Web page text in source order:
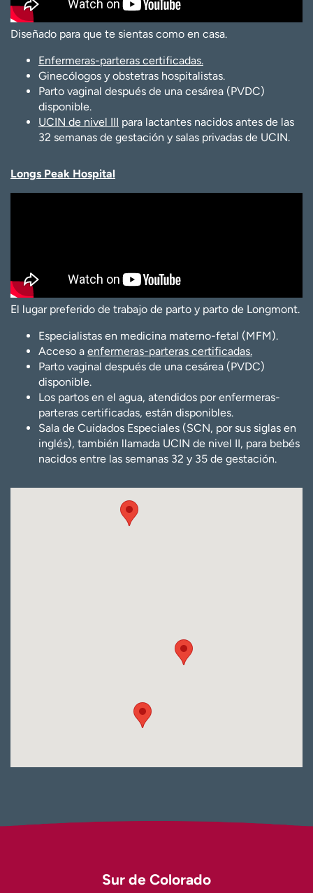
Diseñado para que te sientas como en casa.
Enfermeras-parteras certificadas.
Ginecólogos y obstetras hospitalistas.
Parto vaginal después de una cesárea (PVDC)
disponible.
UCIN de nivel III para lactantes nacidos antes de las
32 semanas de gestación y salas privadas de UCIN.
Longs Peak Hospital
El lugar preferido de trabajo de parto y parto de Longmont.
Especialistas en medicina materno-fetal (MFM).
Acceso a enfermeras-parteras certificadas.
Parto vaginal después de una cesárea (PVDC)
disponible.
Los partos en el agua, atendidos por enfermeras-
parteras certificadas, están disponibles.
Sala de Cuidados Especiales (SCN, por sus siglas en
inglés), también llamada UCIN de nivel II, para bebés
nacidos entre las semanas 32 y 35 de gestación.
Sur de Colorado